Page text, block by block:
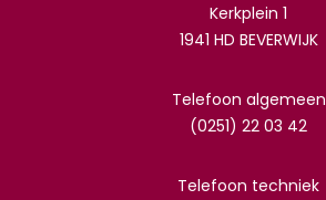
Kerkplein 1
1941 HD BEVERWIJK
Telefoon algemeen
(0251) 22 03 42
Telefoon techniek